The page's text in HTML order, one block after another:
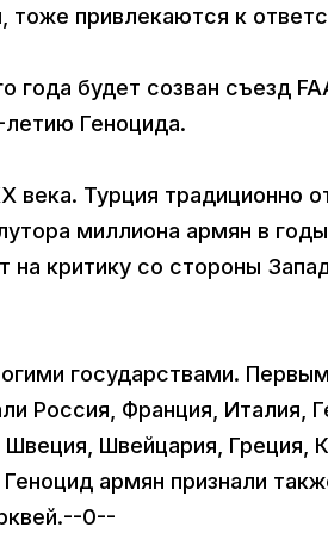
привлекаются к
будет созван съезд
Геноцида.
Турция традиционно
миллиона армян в
на критику со стороны
государствами.
Россия, Франция, Италия,
Швейцария, Греция,
армян признали
0--